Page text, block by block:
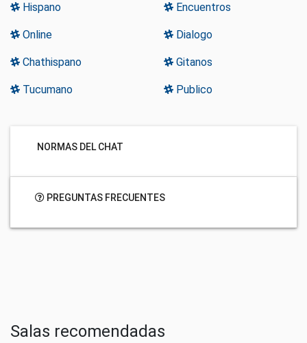
Hispano Encuentros
Online Dialogo
Chathispano Gitanos
Tucumano Publico
NORMAS DEL CHAT
PREGUNTAS FRECUENTES
Salas recomendadas